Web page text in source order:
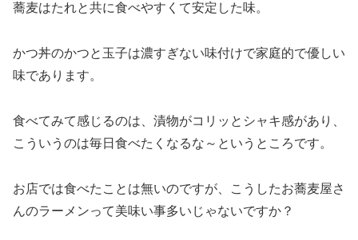
蕎麦はたれと共に食べやすくて安定した味。
かつ丼のかつと玉子は濃すぎない味付けで家庭的で優しい
味であります。
食べてみて感じるのは、漬物がコリッとシャキ感があり、
こういうのは毎日食べたくなるな～というところです。
お店では食べたことは無いのですが、こうしたお蕎麦屋さ
んのラーメンって美味い事多いじゃないですか？